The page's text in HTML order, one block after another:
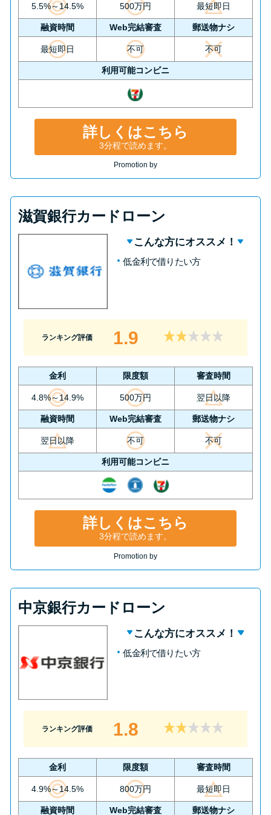
5.5%～14.5% 500万円 最短即日
融資時間 Web完結審査 郵送物ナシ
最短即日 不可 不可
利用可能コンビニ
詳しくはこちら
3分程で読めます。
Promotion by
滋賀銀行カードローン
こんな方にオススメ！
低金利で借りたい方
ランキング評価 1.9
金利 限度額 審査時間
4.8%～14.9% 500万円 翌日以降
融資時間 Web完結審査 郵送物ナシ
翌日以降 不可 不可
利用可能コンビニ
詳しくはこちら
3分程で読めます。
Promotion by
中京銀行カードローン
こんな方にオススメ！
低金利で借りたい方
ランキング評価 1.8
金利 限度額 審査時間
4.9%～14.5% 800万円 最短即日
融資時間 Web完結審査 郵送物ナシ